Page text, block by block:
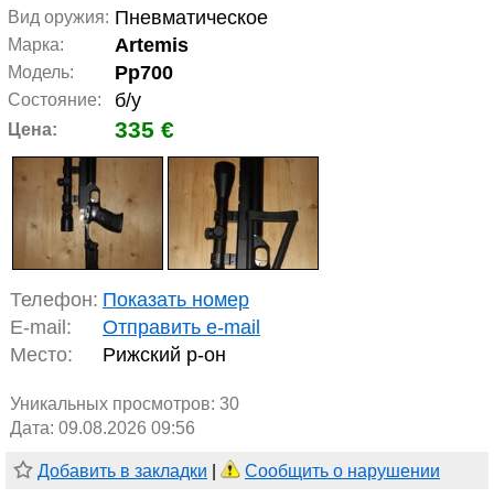
Вид оружия: Пневматическое
Марка: Artemis
Модель: Pp700
Состояние: б/у
Цена: 335 €
Телефон: Показать номер
E-mail:
Отправить e-mail
Место:
Рижский р-он
Уникальных просмотров: 30
Дата: 09.08.2026 09:56
Добавить в закладки Сообщить о нарушении